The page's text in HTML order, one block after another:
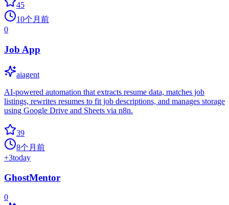
45
10个月前
0
Job App
aiagent
AI-powered automation that extracts resume data, matches job
listings, rewrites resumes to fit job descriptions, and manages storage
using Google Drive and Sheets via n8n.
39
8个月前
+3today
GhostMentor
0